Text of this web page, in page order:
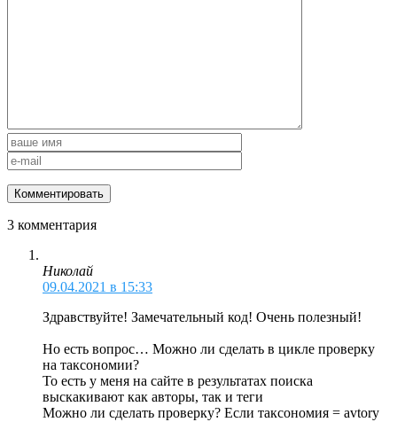
3 комментария
Николай
09.04.2021 в 15:33
Здравствуйте! Замечательный код! Очень полезный!
Но есть вопрос… Можно ли сделать в цикле проверку
на таксономии?
То есть у меня на сайте в результатах поиска
выскакивают как авторы, так и теги
Можно ли сделать проверку? Если таксономия = avtory